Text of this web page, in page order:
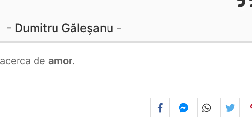
Dumitru Găleşanu
acerca de amor.